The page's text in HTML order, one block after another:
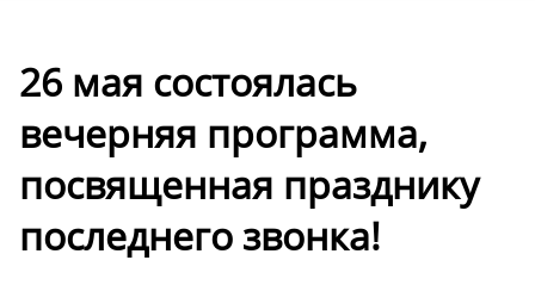
26 мая состоялась
вечерняя программа,
посвященная празднику
последнего звонка!